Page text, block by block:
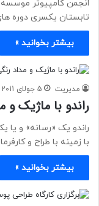
انجمن کامپیوتر
تابستان یکسری دوره
بیشتر بخوانید »
مدیریت 5 جولای 2011
راندو با ماژیک و
راندو یک «رسانه» و یا
با زمینه با طراح و
بیشتر بخوانید »